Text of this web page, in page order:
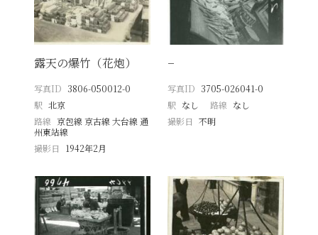
露天の爆竹（花炮）
写真ID 3806-050012-0
駅 北京
路線 京包線 京古線 大台線 通
州東站線
撮影日
1942年2月
−
写真ID 3705-026041-0
駅 なし 路線 なし
撮影日 不明